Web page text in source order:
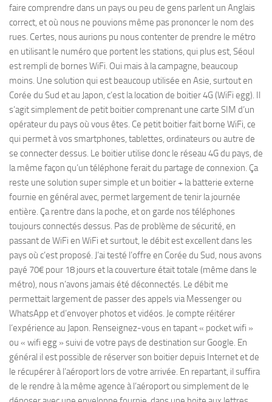
faire comprendre dans un pays ou peu de gens parlent un Anglais
correct, et où nous ne pouvions même pas prononcer le nom des
rues. Certes, nous aurions pu nous contenter de prendre le métro
en utilisant le numéro que portent les stations, qui plus est, Séoul
est rempli de bornes WiFi. Oui mais à la campagne, beaucoup
moins. Une solution qui est beaucoup utilisée en Asie, surtout en
Corée du Sud et au Japon, c’est la location de boitier 4G (WiFi egg). Il
s’agit simplement de petit boitier comprenant une carte SIM d’un
opérateur du pays où vous êtes. Ce petit boitier fait borne WiFi, ce
qui permet à vos smartphones, tablettes, ordinateurs ou autre de
se connecter dessus. Le boitier utilise donc le réseau 4G du pays, de
la même façon qu’un téléphone ferait du partage de connexion. Ça
reste une solution super simple et un boitier + la batterie externe
fournie en général avec, permet largement de tenir la journée
entière. Ça rentre dans la poche, et on garde nos téléphones
toujours connectés dessus. Pas de problème de sécurité, en
passant de WiFi en WiFi et surtout, le débit est excellent dans les
pays où c’est proposé. J’ai testé l’offre en Corée du Sud, nous avons
payé 70€ pour 18 jours et la couverture était totale (même dans le
métro), nous n’avons jamais été déconnectés. Le débit me
permettait largement de passer des appels via Messenger ou
WhatsApp et d’envoyer photos et vidéos. Je compte réitérer
l’expérience au Japon. Renseignez-vous en tapant « pocket wifi »
ou « wifi egg » suivi de votre pays de destination sur Google. En
général il est possible de réserver son boitier depuis Internet et de
le récupérer à l’aéroport lors de votre arrivée. En repartant, il suffira
de le rendre à la même agence à l’aéroport ou simplement de le